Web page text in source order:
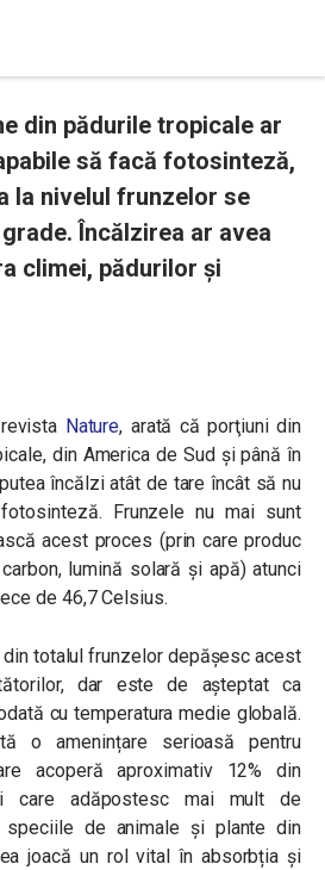
din pădurile tropicale ar
să facă fotosinteză,
la nivelul frunzelor se
Încălzirea ar avea
climei, pădurilor și
Nature, arată că porţiuni din
din America de Sud și până în
încălzi atât de tare încât să nu
Frunzele nu mai sunt
acest proces (prin care produc
lumină solară și apă) atunci
de 46,7 Celsius.
din totalul frunzelor depășesc acest
dar este de așteptat ca
cu temperatura medie globală.
o amenințare serioasă pentru
acoperă aproximativ 12% din
care adăpostesc mai mult de
speciile de animale şi plante din
joacă un rol vital în absorbția și